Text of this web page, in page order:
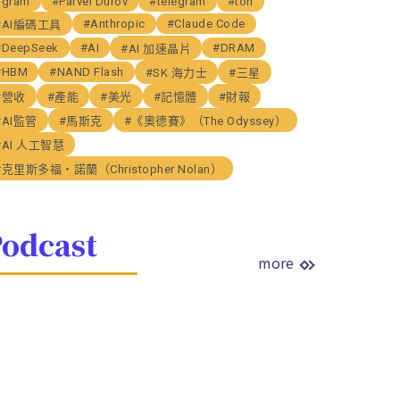
編碼工具
#Anthropic
#Claude Code
#AI #AI 加速晶片
#DRAM
#NAND Flash #SK 海力士
#三星
收
#產能 #美光 #記憶體
#財報
監管
#馬斯克
#《奧德賽》（The Odyssey）
人工智慧
里斯多福・諾蘭（Christopher Nolan）
more